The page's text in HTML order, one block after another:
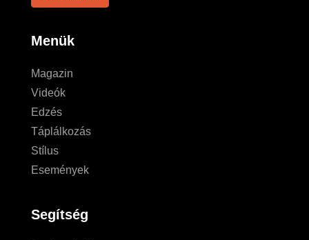
Menük
Magazin
Videók
Edzés
Táplálkozás
Stílus
Események
Segítség